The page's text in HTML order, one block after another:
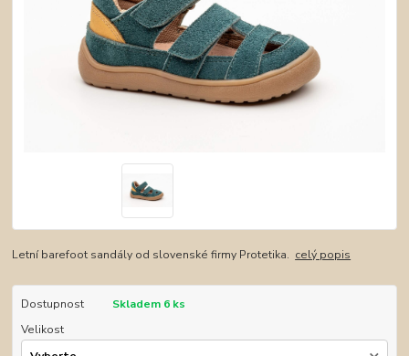
Letní barefoot sandály od slovenské firmy Protetika. celý popis
Dostupnost
Skladem 6 ks
Velikost